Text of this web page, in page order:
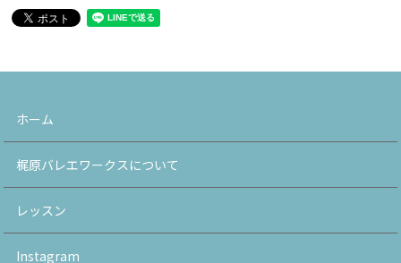
ホーム
梶原バレエワークスについて
レッスン
Instagram